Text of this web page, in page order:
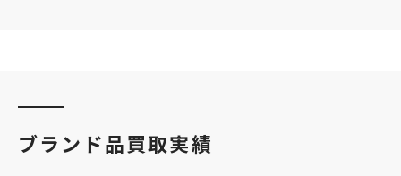
ブランド品買取実績